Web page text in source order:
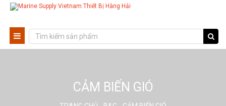
CẢM BIẾN GIÓ